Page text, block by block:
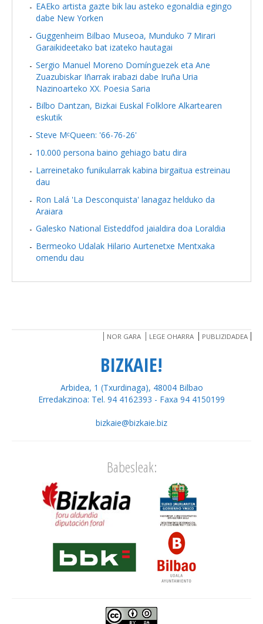
EAEko artista gazte bik lau asteko egonaldia egingo
dabe New Yorken
Guggenheim Bilbao Museoa, Munduko 7 Mirari
Garaikideetako bat izateko hautagai
Sergio Manuel Moreno Domínguezek eta Ane
Zuazubiskar Iñarrak irabazi dabe Iruña Uria
Nazinoarteko XX. Poesia Saria
Bilbo Dantzan, Bizkai Euskal Folklore Alkartearen
eskutik
Steve MᶜQueen: '66-76-26'
10.000 persona baino gehiago batu dira
Larreinetako funikularrak kabina birgaitua estreinau
dau
Ron Lalá 'La Desconquista' lanagaz helduko da
Araiara
Galesko National Eisteddfod jaialdira doa Loraldia
Bermeoko Udalak Hilario Aurtenetxe Mentxaka
omendu dau
NOR GARA LEGE OHARRA PUBLIZIDADEA
BIZKAIE!
Arbidea, 1 (Txurdinaga), 48004 Bilbao
Erredakzinoa: Tel. 94 4162393 - Faxa 94 4150199
bizkaie@bizkaie.biz
Babesleak: